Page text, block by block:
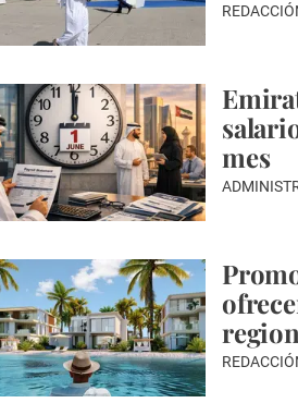
mes